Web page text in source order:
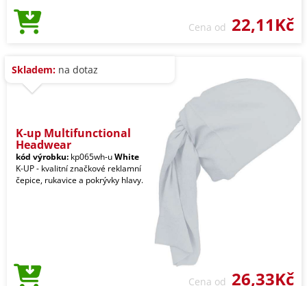
Cena od 22,11Kč
Skladem: na dotaz
K-up Multifunctional
Headwear
kód výrobku: kp065wh-uWhite
K-UP - kvalitní značkové reklamní
čepice, rukavice a pokrývky hlavy.
Cena od 26,33Kč